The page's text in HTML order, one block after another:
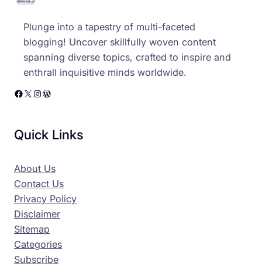
Plunge into a tapestry of multi-faceted
blogging! Uncover skillfully woven content
spanning diverse topics, crafted to inspire and
enthrall inquisitive minds worldwide.
Facebook X Instagram WordPress
Quick Links
About Us
Contact Us
Privacy Policy
Disclaimer
Sitemap
Categories
Subscribe